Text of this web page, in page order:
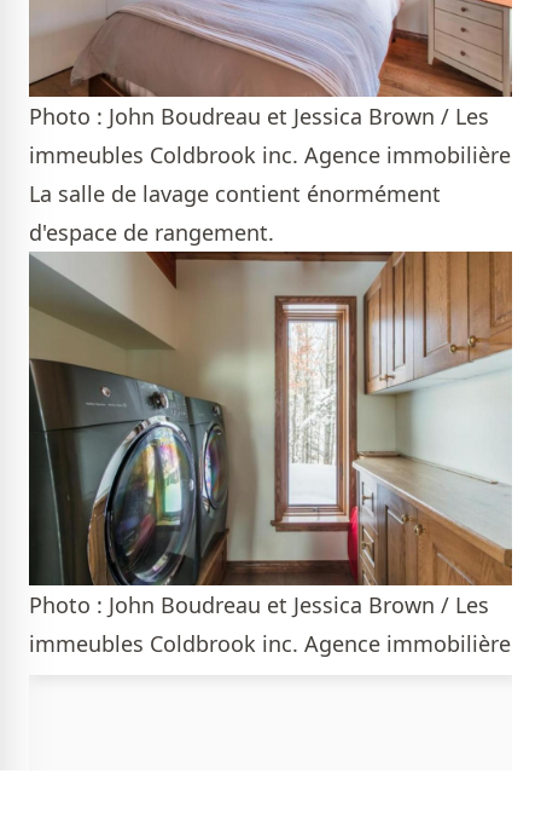
Photo : John Boudreau et Jessica Brown / Les
immeubles Coldbrook inc. Agence immobilière
La salle de lavage contient énormément
d'espace de rangement.
Photo : John Boudreau et Jessica Brown / Les
immeubles Coldbrook inc. Agence immobilière